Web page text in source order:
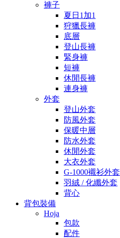
褲子
夏日1加1
狩獵長褲
底層
登山長褲
緊身褲
短褲
休閒長褲
連身褲
外套
登山外套
防風外套
保暖中層
防水外套
休閒外套
大衣外套
G-1000襯衫外套
羽絨 / 化纖外套
背心
背包裝備
Hoja
包款
配件